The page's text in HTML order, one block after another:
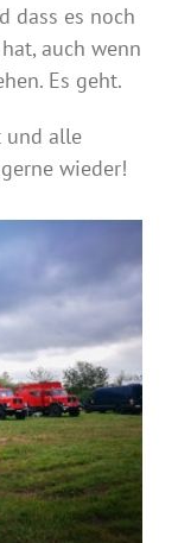
dass es noch
auch wenn
Es geht.
und alle
wieder!